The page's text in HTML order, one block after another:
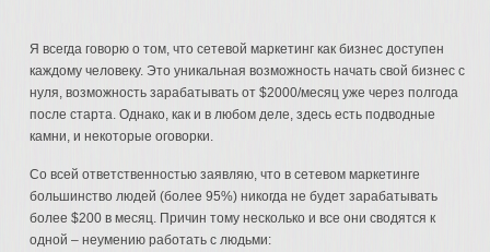
Я всегда говорю о том, что сетевой маркетинг как бизнес доступен
каждому человеку. Это уникальная возможность начать свой бизнес с
нуля, возможность зарабатывать от $2000/месяц уже через полгода
после старта. Однако, как и в любом деле, здесь есть подводные
камни, и некоторые оговорки.
Со всей ответственностью заявляю, что в сетевом маркетинге
большинство людей (более 95%) никогда не будет зарабатывать
более $200 в месяц. Причин тому несколько и все они сводятся к
одной – неумению работать с людьми: